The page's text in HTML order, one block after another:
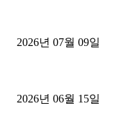
2026년 07월 09일
2026년 06월 15일